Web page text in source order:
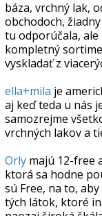
báza, vrchný lak,
obchodoch,
tu odporúčala, ale
kompletný
vyskladať z
ella+mila je
aj keď teda u nás
samozrejme
vrchných lakov a
Orly majú 12-free
ktorá sa hodne
sú Free, na to,
tých látok, ktoré